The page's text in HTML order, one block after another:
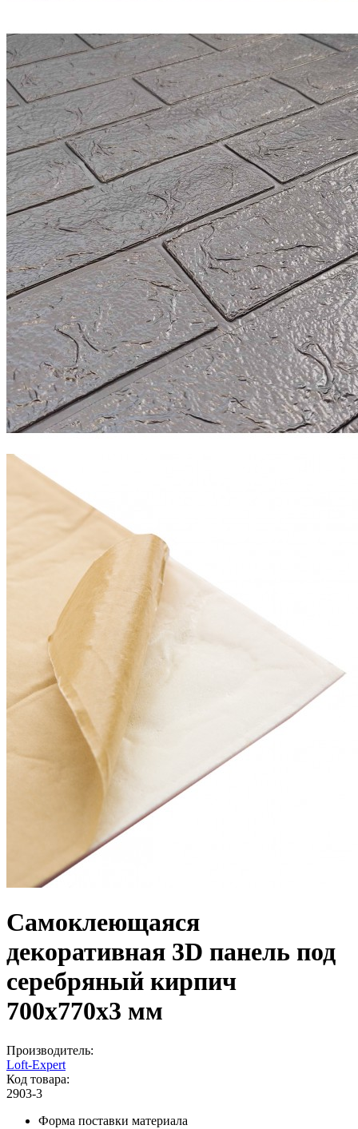
Самоклеющаяся
декоративная 3D панель под
серебряный кирпич
700x770x3 мм
Производитель:
Loft-Expert
Код товара:
2903-3
Форма поставки материала